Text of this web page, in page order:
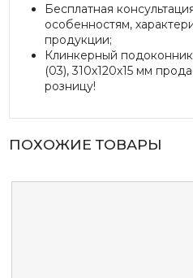
Бесплатная
особенностям,
продукции;
Клинкерный
(03), 310х120х15 мм
розницу!
ПОХОЖИЕ ТОВАРЫ